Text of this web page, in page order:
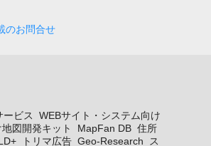
のお問合せ
ービス
WEBサイト・システム向け
図開発キット MapFan DB 住所
トリマ広告 Geo-Research
ス